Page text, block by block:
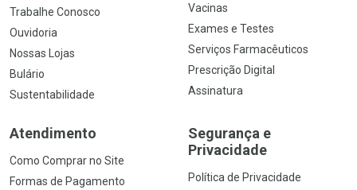
Trabalhe Conosco
Ouvidoria
Nossas Lojas
Bulário
Sustentabilidade
Vacinas
Exames e Testes
Serviços Farmacêuticos
Prescrição Digital
Assinatura
Atendimento
Como Comprar no Site
Formas de Pagamento
Segurança e
Privacidade
Política de Privacidade